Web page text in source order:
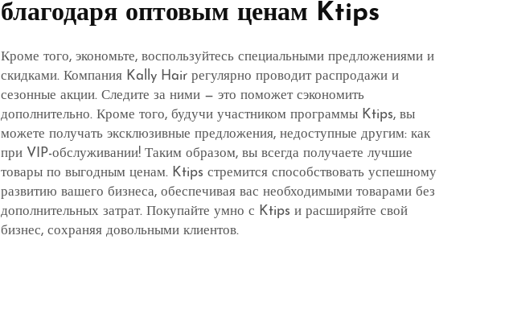
благодаря оптовым ценам Ktips
Кроме того, экономьте, воспользуйтесь специальными предложениями и
скидками. Компания Kally Hair регулярно проводит распродажи и
сезонные акции. Следите за ними — это поможет сэкономить
дополнительно. Кроме того, будучи участником программы Ktips, вы
можете получать эксклюзивные предложения, недоступные другим: как
при VIP-обслуживании! Таким образом, вы всегда получаете лучшие
товары по выгодным ценам. Ktips стремится способствовать успешному
развитию вашего бизнеса, обеспечивая вас необходимыми товарами без
дополнительных затрат. Покупайте умно с Ktips и расширяйте свой
бизнес, сохраняя довольными клиентов.